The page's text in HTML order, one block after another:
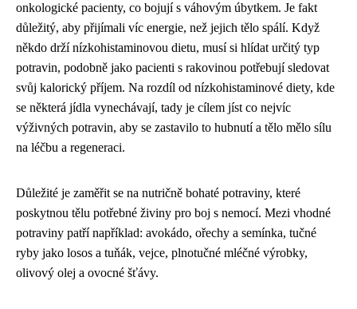
onkologické pacienty, co bojují s váhovým úbytkem. Je fakt
důležitý, aby přijímali víc energie, než jejich tělo spálí. Když
někdo drží nízkohistaminovou dietu, musí si hlídat určitý typ
potravin, podobně jako pacienti s rakovinou potřebují sledovat
svůj kalorický příjem. Na rozdíl od nízkohistaminové diety, kde
se některá jídla vynechávají, tady je cílem jíst co nejvíc
výživných potravin, aby se zastavilo to hubnutí a tělo mělo sílu
na léčbu a regeneraci.
Důležité je zaměřit se na nutričně bohaté potraviny, které
poskytnou tělu potřebné živiny pro boj s nemocí. Mezi vhodné
potraviny patří například: avokádo, ořechy a semínka, tučné
ryby jako losos a tuňák, vejce, plnotučné mléčné výrobky,
olivový olej a ovocné šťávy.